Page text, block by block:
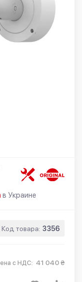
в Украине
Код товара: 3356
с НДС: 41 040 ₴